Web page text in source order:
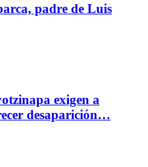
padre de Luis
exigen a
desaparición…